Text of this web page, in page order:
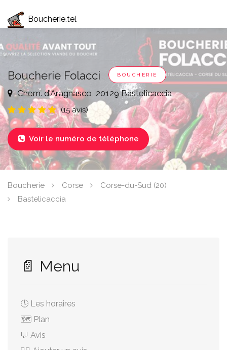
Boucherie.tel
Boucherie Folacci BOUCHERIE
Chem. d'Aragnasco, 20129 Bastelicaccia
(15 avis)
 Voir le numéro de téléphone
Boucherie Corse
Corse-du-Sud (20)
Bastelicaccia
📄 Menu
🕓 Les horaires
🗺️ Plan
💬 Avis